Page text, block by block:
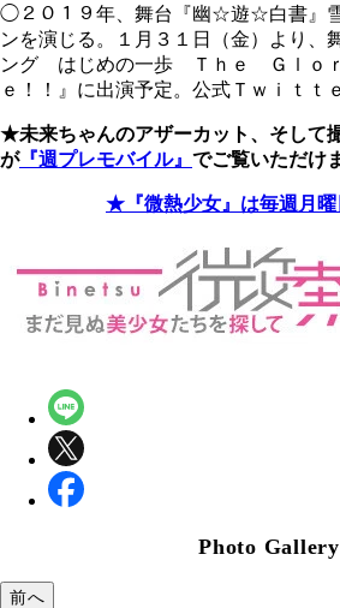
◯２０１９年、舞台『幽☆遊☆白書』
ンを演じる。１月３１日（金）より、
ング はじめの一歩 Ｔｈｅ Ｇｌｏ
ｅ！！』に出演予定。公式Ｔｗｉｔｔｅ
★未来ちゃんのアザーカット、そして
が『週プレモバイル』 でご覧いただけ
★『微熱少女』は毎週月
Photo Gallery
前へ